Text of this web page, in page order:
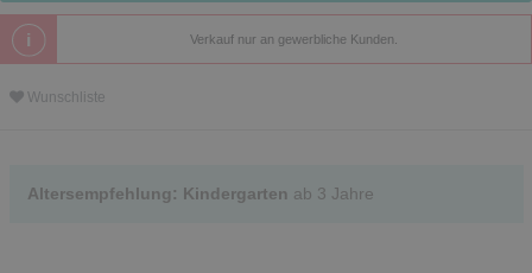
Verkauf nur an gewerbliche Kunden.
Wunschliste
Altersempfehlung: Kindergarten ab 3 Jahre